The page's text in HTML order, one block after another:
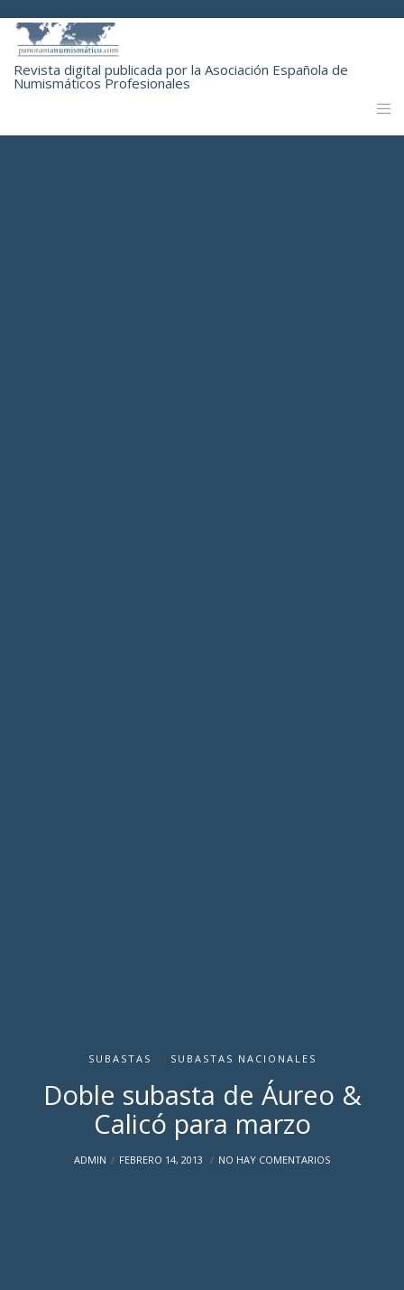
Revista digital publicada por la Asociación Española de
Numismáticos Profesionales
SUBASTAS SUBASTAS NACIONALES
Doble subasta de Áureo &
Calicó para marzo
ADMIN FEBRERO 14, 2013 NO HAY COMENTARIOS